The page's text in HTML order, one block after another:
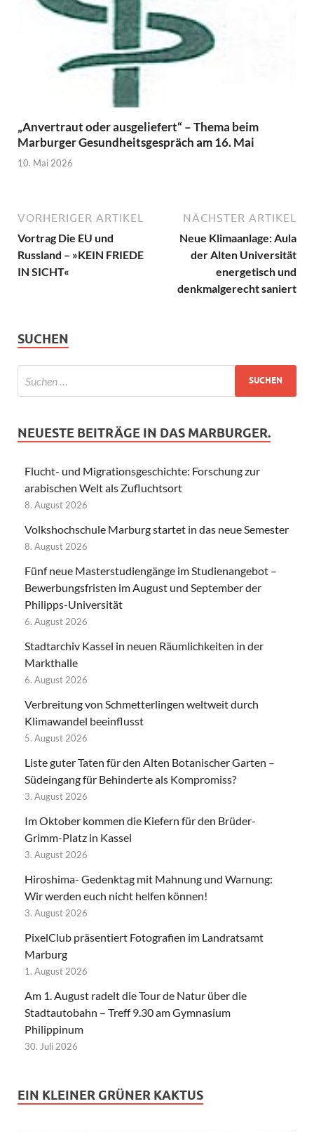
„Anvertraut oder ausgeliefert“ – Thema beim
Marburger Gesundheitsgespräch am 16. Mai
10. Mai 2026
VORHERIGER ARTIKEL
Vortrag Die EU und
Russland – »KEIN FRIEDE
IN SICHT«
NÄCHSTER ARTIKEL
Neue Klimaanlage: Aula
der Alten Universität
energetisch und
denkmalgerecht saniert
SUCHEN
NEUESTE BEITRÄGE IN DAS MARBURGER.
Flucht- und Migrationsgeschichte: Forschung zur
arabischen Welt als Zufluchtsort
8. August 2026
Volkshochschule Marburg startet in das neue Semester
8. August 2026
Fünf neue Masterstudiengänge im Studienangebot –
Bewerbungsfristen im August und September der
Philipps-Universität
6. August 2026
Stadtarchiv Kassel in neuen Räumlichkeiten in der
Markthalle
6. August 2026
Verbreitung von Schmetterlingen weltweit durch
Klimawandel beeinflusst
5. August 2026
Liste guter Taten für den Alten Botanischer Garten –
Südeingang für Behinderte als Kompromiss?
3. August 2026
Im Oktober kommen die Kiefern für den Brüder-
Grimm-Platz in Kassel
3. August 2026
Hiroshima- Gedenktag mit Mahnung und Warnung:
Wir werden euch nicht helfen können!
3. August 2026
PixelClub präsentiert Fotografien im Landratsamt
Marburg
1. August 2026
Am 1. August radelt die Tour de Natur über die
Stadtautobahn – Treff 9.30 am Gymnasium
Philippinum
30. Juli 2026
EIN KLEINER GRÜNER KAKTUS